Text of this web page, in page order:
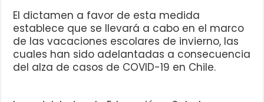
El dictamen a favor de esta medida
establece que se llevará a cabo en el marco
de las vacaciones escolares de invierno, las
cuales han sido adelantadas a consecuencia
del alza de casos de COVID-19 en Chile.